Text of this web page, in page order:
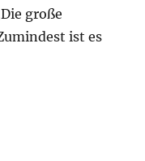
große
ist es